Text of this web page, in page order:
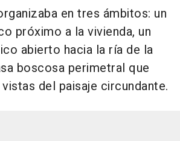
en tres ámbitos: un
próximo a la vivienda, un
abierto hacia la ría de la
boscosa perimetral que
del paisaje circundante.